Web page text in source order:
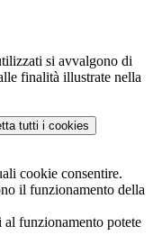
si avvalgono di
finalità illustrate nella
tutti i cookies
cookie consentire.
il funzionamento della
al funzionamento potete